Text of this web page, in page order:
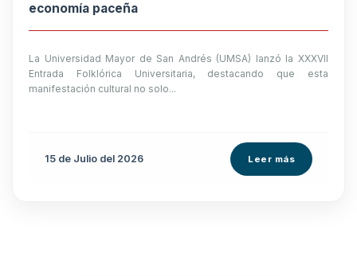
economía paceña
La Universidad Mayor de San Andrés (UMSA) lanzó la XXXVII
Entrada Folklórica Universitaria, destacando que esta
manifestación cultural no solo...
15 de Julio del 2026 Leer más